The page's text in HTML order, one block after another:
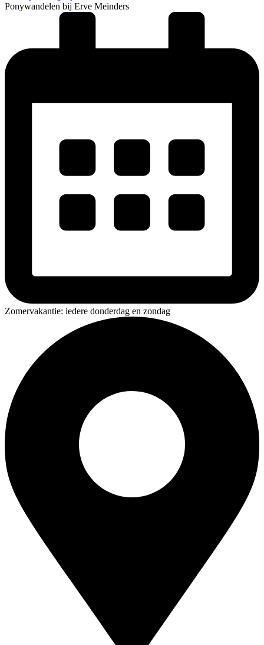
Ponywandelen bij Erve Meinders
Zomervakantie: iedere donderdag en zondag